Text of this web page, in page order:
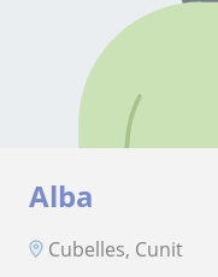
Alba
Cubelles, Cunit